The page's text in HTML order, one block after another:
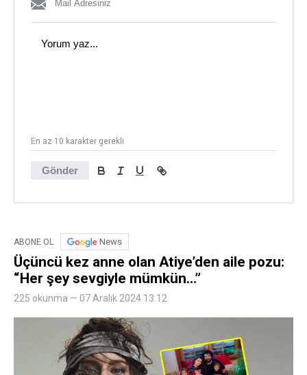
Gönder
En az 10 karakter gerekli
ABONE OL News
Üçüncü kez anne olan Atiye’den aile pozu:
“Her şey sevgiyle mümkün…”
225 okunma — 07 Aralık 2024 13:12